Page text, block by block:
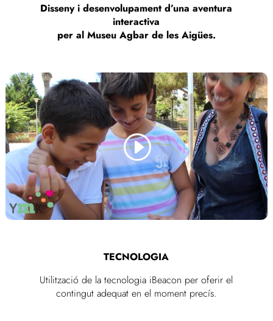
Disseny i desenvolupament d’una aventura
interactiva
per al Museu Agbar de les Aigües.
TECNOLOGIA
Utilització de la tecnologia iBeacon per oferir el
contingut adequat en el moment precís.